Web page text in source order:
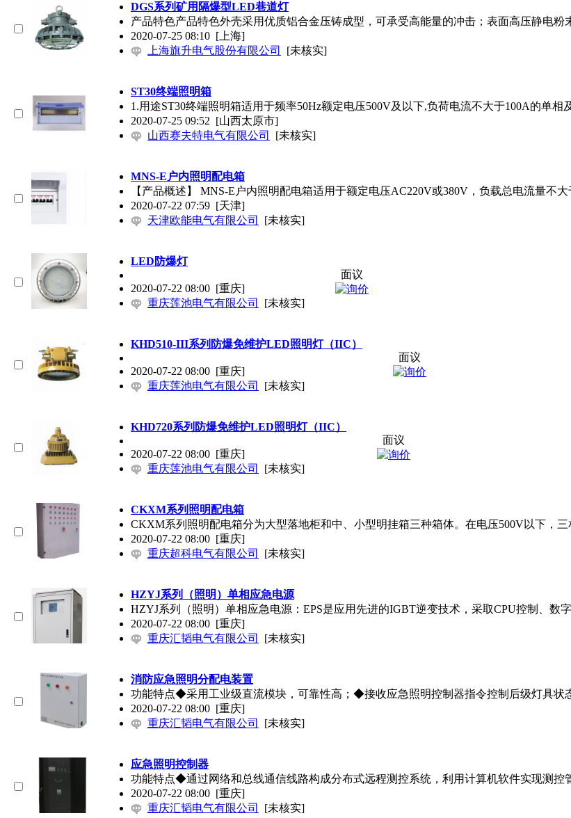
DGS系列矿用隔爆型LED巷道灯
产品特色产品特色外壳采用优质铝合金压铸成型，可承受高能量的冲击；表面高压静电
2020-07-25 08:10 [上海]
上海旗升电气股份有限公司
[未核实]
ST30终端照明箱
1.用途ST30终端照明箱适用于频率50Hz额定电压500V及以下,负荷电流不大于100A的单
2020-07-25 09:52 [山西太原市]
山西赛夫特电气有限公司
[未核实]
MNS-E户内照明配电箱
【产品概述】 MNS-E户内照明配电箱适用于额定电压AC220V或380V，负载总电流量不
2020-07-22 07:59 [天津]
天津欧能电气有限公司
[未核实]
LED防爆灯
2020-07-22 08:00 [重庆]
重庆莲池电气有限公司
[未核实]
面议
KHD510-III系列防爆免维护LED照明灯（IIC）
2020-07-22 08:00 [重庆]
重庆莲池电气有限公司
[未核实]
面议
KHD720系列防爆免维护LED照明灯（IIC）
2020-07-22 08:00 [重庆]
重庆莲池电气有限公司
[未核实]
面议
CKXM系列照明配电箱
CKXM系列照明配电箱分为大型落地柜和中、小型明挂箱三种箱体。在电压500V以下，
2020-07-22 08:00 [重庆]
重庆超科电气有限公司
[未核实]
HZYJ系列（照明）单相应急电源
HZYJ系列（照明）单相应急电源：EPS是应用先进的IGBT逆变技术，采取CPU控制、数
2020-07-22 08:00 [重庆]
重庆汇韬电气有限公司
[未核实]
消防应急照明分配电装置
功能特点◆采用工业级直流模块，可靠性高；◆接收应急照明控制器指令控制后级灯具
2020-07-22 08:00 [重庆]
重庆汇韬电气有限公司
[未核实]
应急照明控制器
功能特点◆通过网络和总线通信线路构成分布式远程测控系统，利用计算机软件实现测控
2020-07-22 08:00 [重庆]
重庆汇韬电气有限公司
[未核实]